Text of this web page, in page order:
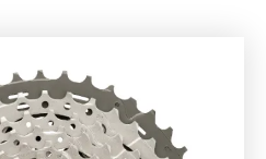
est :
59.37€.